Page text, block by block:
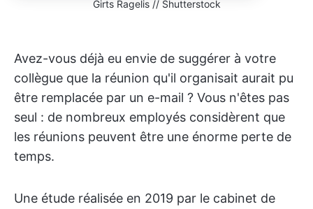
Girts Ragelis // Shutterstock
Avez-vous déjà eu envie de suggérer à votre
collègue que la réunion qu'il organisait aurait pu
être remplacée par un e-mail ? Vous n'êtes pas
seul : de nombreux employés considèrent que
les réunions peuvent être une énorme perte de
temps.
Une étude réalisée en 2019 par le cabinet de